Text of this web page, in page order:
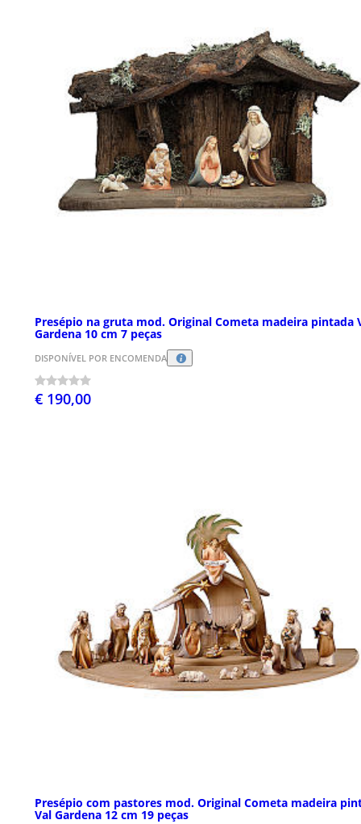
Presépio na gruta mod. Original Cometa madeira pintada
Gardena 10 cm 7 peças
DISPONÍVEL POR ENCOMENDA
€ 190,00
Presépio com pastores mod. Original Cometa madeira
Val Gardena 12 cm 19 peças